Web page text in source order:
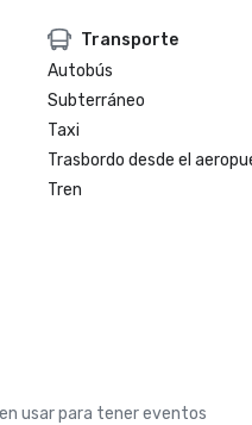
Transporte
Autobús
Subterráneo
Taxi
Trasbordo desde el
Tren
usar para tener eventos